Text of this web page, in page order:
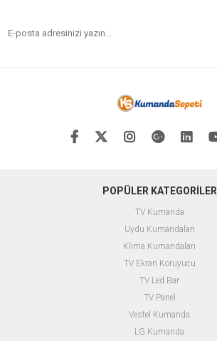
POPÜLER KATEGORİLER
TV Kumanda
Uydu Kumandaları
Klima Kumandaları
TV Ekran Koruyucu
TV Led Bar
TV Panel
Vestel Kumanda
LG Kumanda